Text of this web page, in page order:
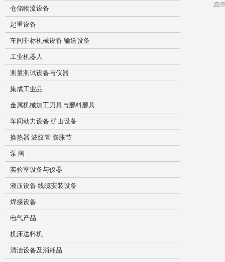
仓储物流设备
起重设备
车间非标机械设备 输送设备
工业机器人
测量测试设备与仪器
集成工业品
金属机械加工刀具与磨料磨具
车间动力设备 矿山设备
换热器 波纹管 膨胀节
泵 阀
实验室设备与仪器
液压设备 线缆安装设备
焊接设备
电气产品
机床送料机
清洁设备及消耗品
高